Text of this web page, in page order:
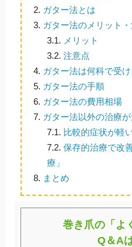
2. ガター法とは
3. ガター法のメリット
3.1. メリット
3.2. 注意点
4. ガター法は何科で受け
5. ガター法の手順
6. ガター法の費用相場
7. ガター法以外の治療
7.1. 比較的症状が軽
7.2. 保存的治療で改
療」
8. まとめ
巻き爪の「よ
Q＆A